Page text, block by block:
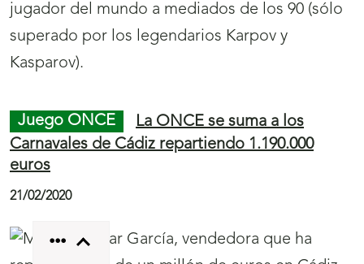
jugador del mundo a mediados de los 90 (sólo
superado por los legendarios Karpov y
Kasparov).
Juego ONCE
La ONCE se suma a los
Carnavales de Cádiz repartiendo 1.190.000
euros
21/02/2020
Menú
Mostrar